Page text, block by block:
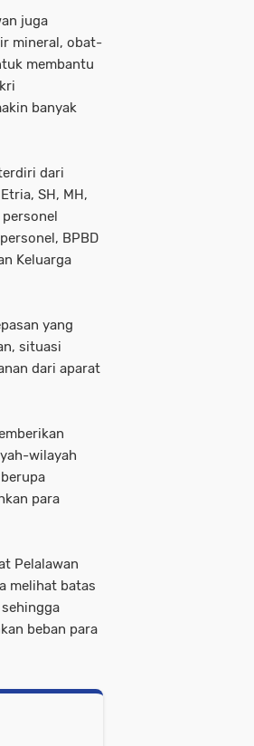
juga
mineral, obat-
membantu
banyak
dari
SH, MH,
BPBD
Keluarga
yang
situasi
dari aparat
wilayah
para
Pelalawan
melihat batas
beban para